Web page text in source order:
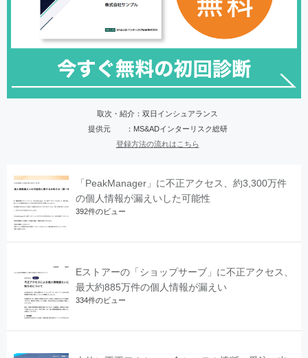
取次・紹介：双日インシュアランス
提供元 ：MS&ADインターリスク総研
登録方法の流れはこちら
「PeakManager」に不正アクセス、約3,300万件
の個人情報が漏えいした可能性
392件のビュー
Eストアーの「ショップサーブ」に不正アクセス、
最大約885万件の個人情報が漏えい
334件のビュー